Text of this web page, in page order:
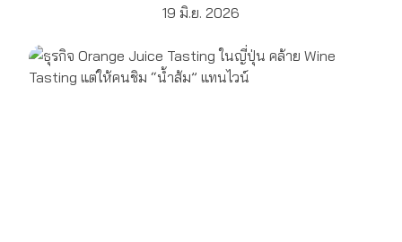
19 มิ.ย. 2026